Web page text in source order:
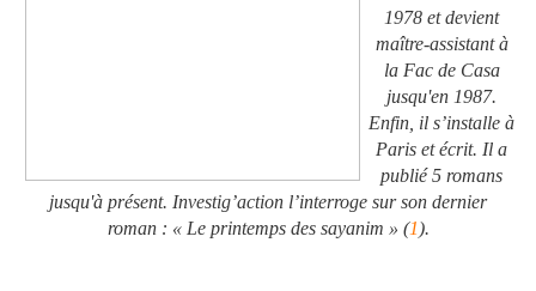
1978 et devient
maître-assistant à
la Fac de Casa
jusqu'en 1987.
Enfin, il s’installe à
Paris et écrit. Il a
publié 5 romans
jusqu'à présent. Investig’action l’interroge sur son dernier
roman : « Le printemps des sayanim » (1).